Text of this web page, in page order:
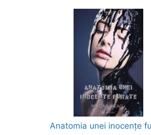
Anatomia unei inocențe